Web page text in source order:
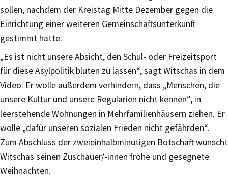
sollen, nachdem der Kreistag Mitte Dezember gegen die
Einrichtung einer weiteren Gemeinschaftsunterkunft
gestimmt hatte.
„Es ist nicht unsere Absicht, den Schul- oder Freizeitsport
für diese Asylpolitik bluten zu lassen“, sagt Witschas in dem
Video. Er wolle außerdem verhindern, dass „Menschen, die
unsere Kultur und unsere Regularien nicht kennen“, in
leerstehende Wohnungen in Mehrfamilienhäusern ziehen. Er
wolle „dafür unseren sozialen Frieden nicht gefährden“.
Zum Abschluss der zweieinhalbminütigen Botschaft wünscht
Witschas seinen Zuschauer/-innen frohe und gesegnete
Weihnachten.